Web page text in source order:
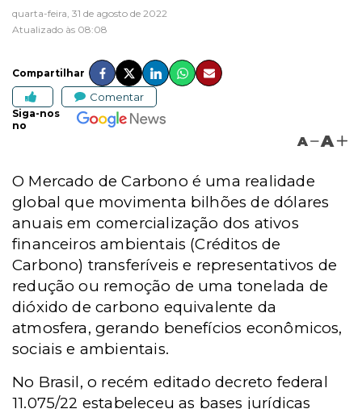
quarta-feira, 31 de agosto de 2022
Atualizado às 08:08
Compartilhar
Comentar
Siga-nos
no
A A
O Mercado de Carbono é uma realidade
global que movimenta bilhões de dólares
anuais em comercialização dos ativos
financeiros ambientais (Créditos de
Carbono) transferíveis e representativos de
redução ou remoção de uma tonelada de
dióxido de carbono equivalente da
atmosfera, gerando benefícios econômicos,
sociais e ambientais.
No Brasil, o recém editado decreto federal
11.075/22 estabeleceu as bases jurídicas